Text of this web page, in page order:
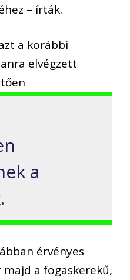
– írták.
a korábbi
elvégzett
a
érvényes
a fogaskerekű,